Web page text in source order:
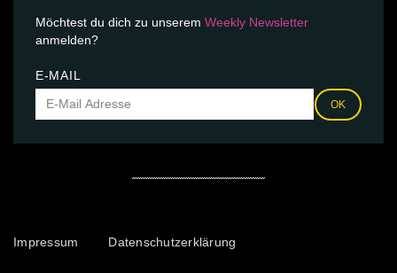
Möchtest du dich zu unserem Weekly Newsletter
anmelden?
E-MAIL
OK
Impressum Datenschutzerklärung